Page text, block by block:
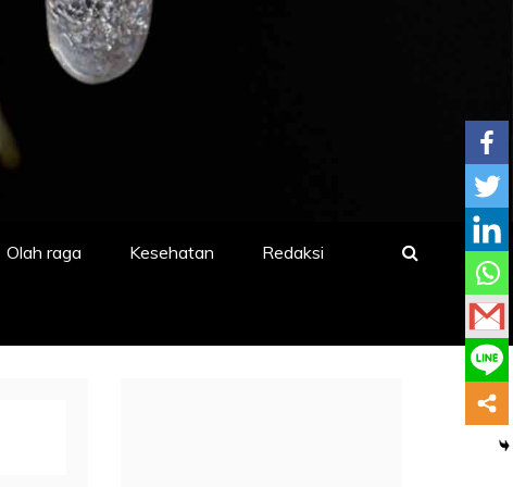
Olah raga Kesehatan Redaksi